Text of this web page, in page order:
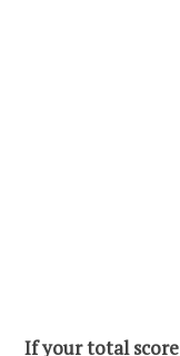
If your total